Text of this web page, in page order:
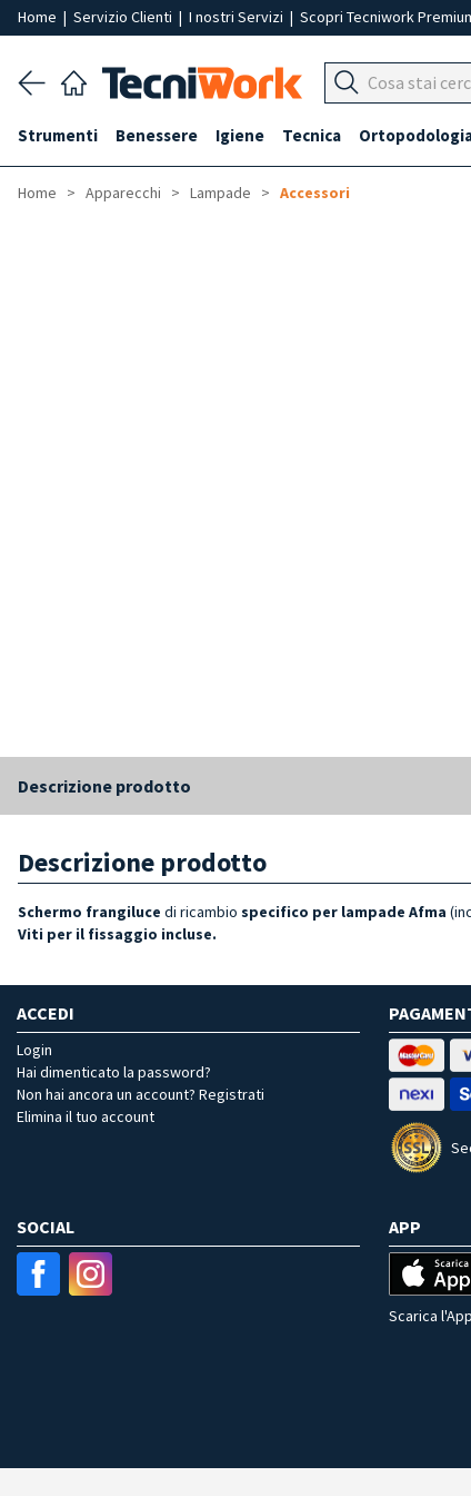
Home | Servizio Clienti | I nostri Servizi | Scopri Tecniwork
Strumenti Benessere Igiene Tecnica
Home Apparecchi Lampade Accessori
Descrizione prodotto
Descrizione prodotto
Schermo frangiluce di ricambio specifico per lampade Afma
Viti per il fissaggio incluse.
ACCEDI
Login
Hai dimenticato la password?
Non hai ancora un account? Registrati
Elimina il tuo account
SOCIAL APP
Scarica